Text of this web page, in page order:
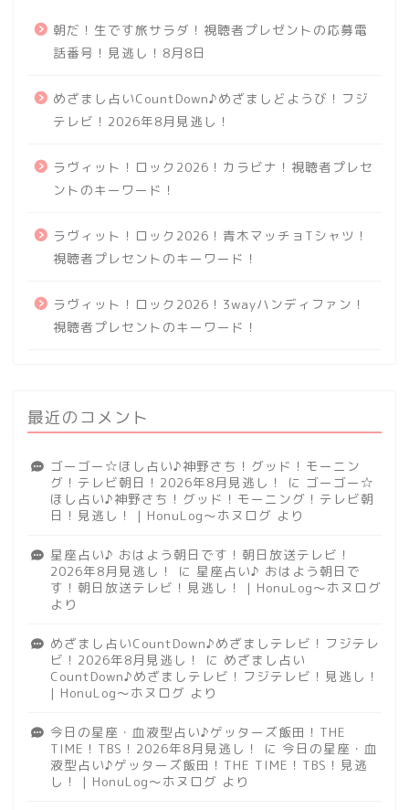
朝だ！生です旅サラダ！視聴者プレゼントの応募電
話番号！見逃し！8月8日
めざまし占いCountDown♪めざましどようび！フジ
テレビ！2026年8月見逃し！
ラヴィット！ロック2026！カラビナ！視聴者プレセ
ントのキーワード！
ラヴィット！ロック2026！青木マッチョTシャツ！
視聴者プレセントのキーワード！
ラヴィット！ロック2026！3wayハンディファン！
視聴者プレセントのキーワード！
最近のコメント
ゴーゴー☆ほし占い♪神野さち！グッド！モーニン
グ！テレビ朝日！2026年8月見逃し！
に ゴーゴー☆
ほし占い♪神野さち！グッド！モーニング！テレビ朝
日！見逃し！ | HonuLog～ホヌログ より
星座占い♪ おはよう朝日です！朝日放送テレビ！
2026年8月見逃し！
に 星座占い♪ おはよう朝日で
す！朝日放送テレビ！見逃し！ | HonuLog～ホヌログ
より
めざまし占いCountDown♪めざましテレビ！フジテレ
ビ！2026年8月見逃し！
に めざまし占い
CountDown♪めざましテレビ！フジテレビ！見逃し！
| HonuLog～ホヌログ より
今日の星座・血液型占い♪ゲッターズ飯田！THE
TIME！TBS！2026年8月見逃し！
に 今日の星座・血
液型占い♪ゲッターズ飯田！THE TIME！TBS！見逃
し！ | HonuLog～ホヌログ より